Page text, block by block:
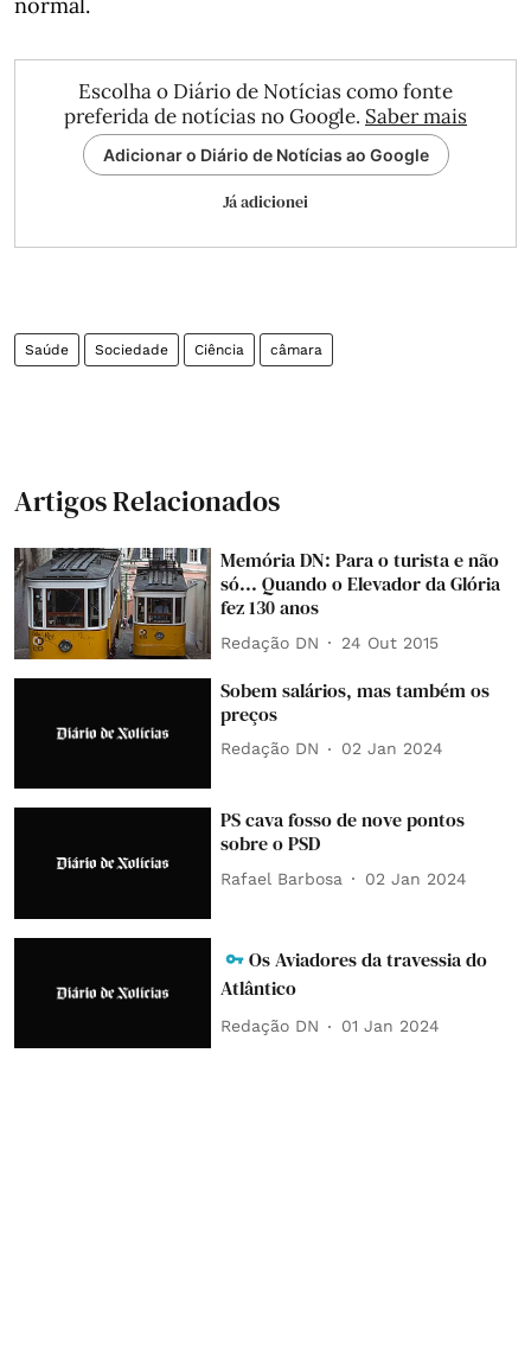
Escolha o Diário de Notícias como fonte
preferida de notícias no Google. Saber mais
Adicionar o Diário de Notícias ao Google
Já adicionei
Saúde Sociedade Ciência câmara
Artigos Relacionados
Memória DN: Para o turista e não
só... Quando o Elevador da Glória
fez 130 anos
Redação DN 24 Out 2015
Sobem salários, mas também os
preços
Redação DN 02 Jan 2024
PS cava fosso de nove pontos
sobre o PSD
Rafael Barbosa 02 Jan 2024
Os Aviadores da travessia do
Atlântico
Redação DN 01 Jan 2024